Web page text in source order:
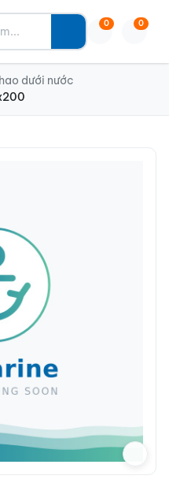
0 0
dưới nước